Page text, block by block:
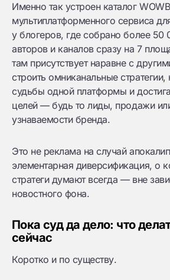
Именно так устроен каталог
мультиплатформенного сервиса
у блогеров, где собрано более 50
авторов и каналов сразу на 7
там присутствует наравне с
строить омниканальные стратегии,
судьбы одной платформы и
целей — будь то лиды, продажи
узнаваемости бренда.
Это не реклама на случай
элементарная диверсификация, о
стратеги думают всегда — вне
новостного фона.
Пока суд да дело: что
сейчас
Коротко и по существу.